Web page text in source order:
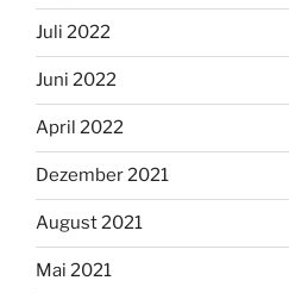
Juli 2022
Juni 2022
April 2022
Dezember 2021
August 2021
Mai 2021